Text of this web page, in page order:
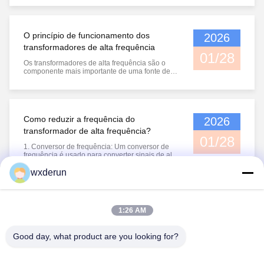
magnitude da indutividade de um inductor de
...
O princípio de funcionamento dos
transformadores de alta frequência
Os transformadores de alta frequência são o
componente mais importante de uma fonte de
comutação alternados para conduzir, gerando
2026
01/28
Como reduzir a frequência do
transformador de alta frequência?
1. Conversor de frequência: Um conversor de
frequência é usado para converter sinais de alta
frequência em sinais de baixa frequência.que
realiza a conversão de frequência alterando os
parâmetros dos componentes do circuito ou
controlando os sinais.2. Transformador step-
2026
01/28
wxderun
1:26 AM
Good day, what product are you looking for?